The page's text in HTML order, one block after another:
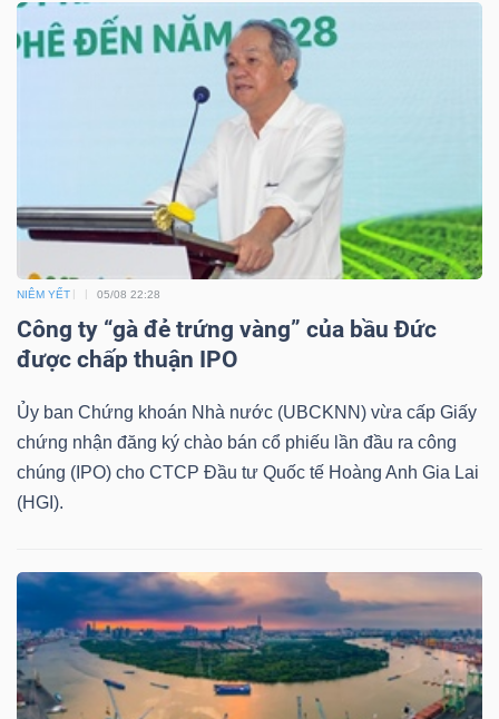
NIÊM YẾT 05/08 22:28
Công ty “gà đẻ trứng vàng” của bầu Đức
được chấp thuận IPO
Ủy ban Chứng khoán Nhà nước (UBCKNN) vừa cấp Giấy
chứng nhận đăng ký chào bán cổ phiếu lần đầu ra công
chúng (IPO) cho CTCP Đầu tư Quốc tế Hoàng Anh Gia Lai
(HGI).
Đào
Sách
tài
chính
Công
cụ
đầu
tư
Truyền
thông
tài